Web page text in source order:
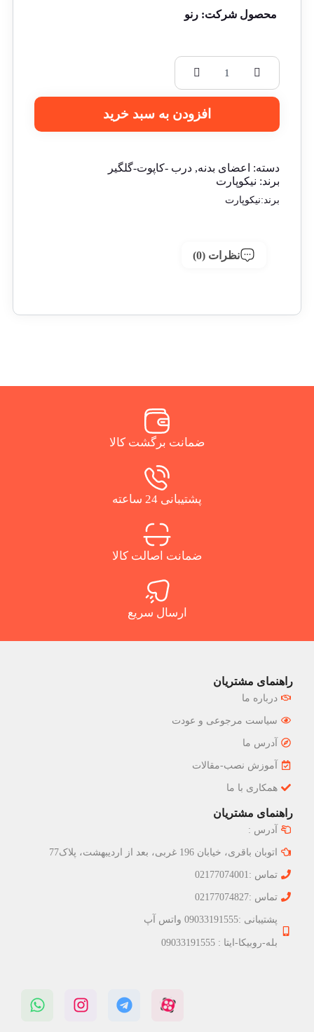
محصول شرکت: رنو
افزودن به سبد خرید
دسته: اعضای بدنه, درب -کاپوت-گلگیر
برند: نیکوپارت
برند:نیکوپارت
نظرات (0)
ضمانت برگشت کالا
پشتیبانی 24 ساعته
ضمانت اصالت کالا
ارسال سریع
راهنمای مشتریان
درباره ما
سیاست مرجوعی و عودت
آدرس ما
آموزش نصب-مقالات
همکاری با ما
راهنمای مشتریان
آدرس :
اتوبان باقری، خیابان 196 غربی، بعد از اردیبهشت، پلاک77
تماس :02177074001
تماس :02177074827
پشتیبانی :09033191555 واتس آپ
بله-روبیکا-ایتا : 09033191555